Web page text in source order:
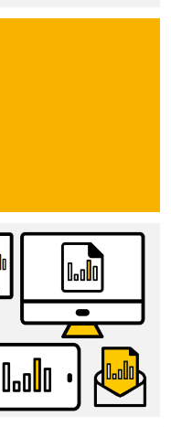
automatisierte